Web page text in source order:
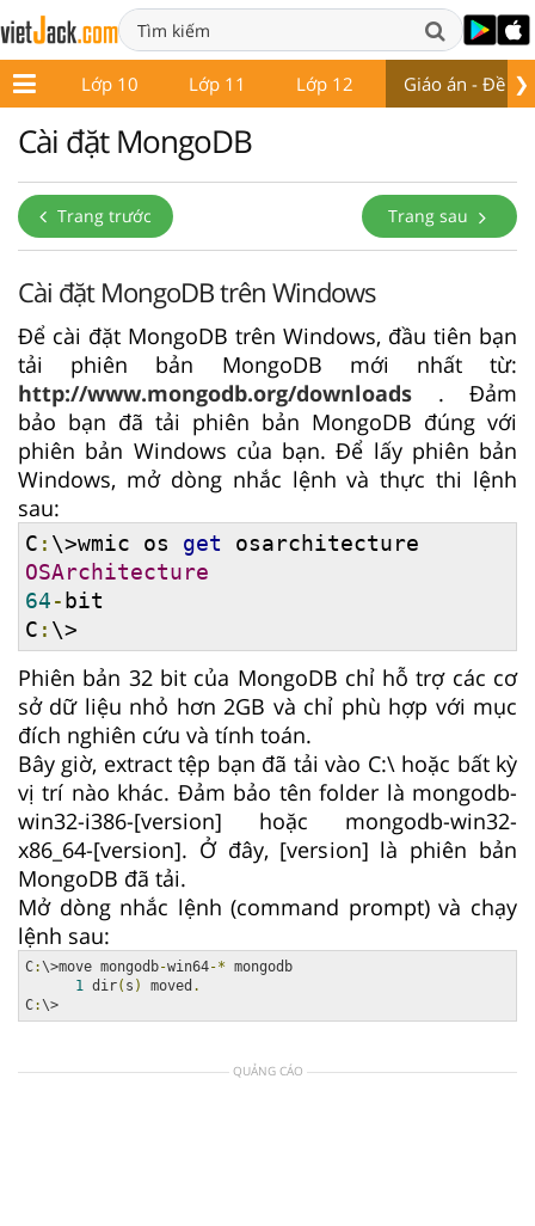
❯
9 Lớp 10 Lớp 11 Lớp 12 Giáo án - Đề thi
Cài đặt MongoDB
Trang trước Trang sau
Cài đặt MongoDB trên Windows
Để cài đặt MongoDB trên Windows, đầu tiên bạn
tải phiên bản MongoDB mới nhất từ:
http://www.mongodb.org/downloads
. Đảm
bảo bạn đã tải phiên bản MongoDB đúng với
phiên bản Windows của bạn. Để lấy phiên bản
Windows, mở dòng nhắc lệnh và thực thi lệnh
sau:
C : \>wmic os get
OSArchitecture
64-bit
C : \>
Phiên bản 32 bit của MongoDB chỉ hỗ trợ các cơ
sở dữ liệu nhỏ hơn 2GB và chỉ phù hợp với mục
đích nghiên cứu và tính toán.
Bây giờ, extract tệp bạn đã tải vào C:\ hoặc bất kỳ
vị trí nào khác. Đảm bảo tên folder là mongodb-
win32-i386-[version] hoặc mongodb-win32-
x86_64-[version]. Ở đây, [version] là phiên bản
MongoDB đã tải.
Mở dòng nhắc lệnh (command prompt) và chạy
lệnh sau:
C:\>move mongodb-win64-* mongodb
1
dir( s ) moved .
C:\>
QUẢNG CÁO